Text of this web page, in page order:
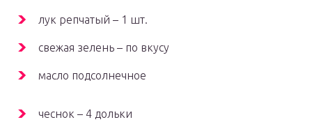
лук репчатый – 1 шт.
свежая зелень – по вкусу
масло подсолнечное
чеснок – 4 дольки